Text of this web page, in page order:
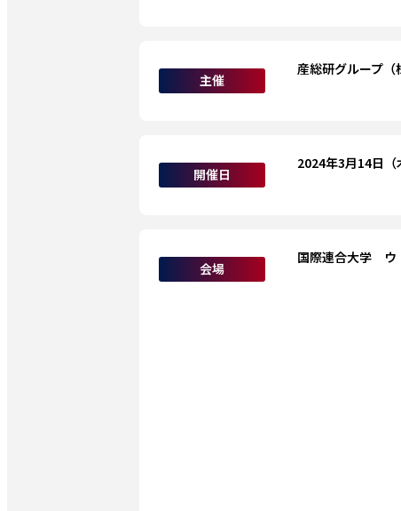
主催
産総研グループ
開催日
2024年3月14日
会場
国際連合大学　